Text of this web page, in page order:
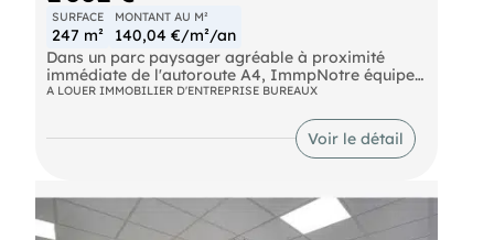
SURFACE
247 m²
MONTANT AU M²
140,04 €/m²/an
Dans un parc paysager agréable à proximité
immédiate de l'autoroute A4, ImmpNotre équipes
propose une surface de bureaux à la location
Bus Bus Ligne 213 RER Noisy - Champs (A) Route
N104 Autoroute A4
A LOUER IMMOBILIER D'ENTREPRISE BUREAUX
Voir le détail